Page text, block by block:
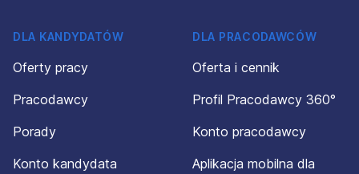
DLA KANDYDATÓW
Oferty pracy
Pracodawcy
Porady
Konto kandydata
DLA PRACODAWCÓW
Oferta i cennik
Profil Pracodawcy 360°
Konto pracodawcy
Aplikacja mobilna dla